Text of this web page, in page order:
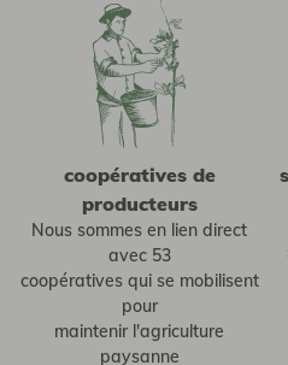
coopératives de
producteurs
Nous sommes en lien direct
avec 53
coopératives qui se mobilisent
pour
maintenir l'agriculture
paysanne